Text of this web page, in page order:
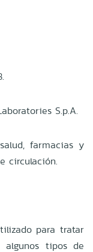
S.p.A.
farmacias y
circulación.
para tratar
tipos de